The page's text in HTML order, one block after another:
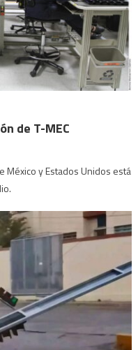
de T-MEC
México y Estados Unidos está